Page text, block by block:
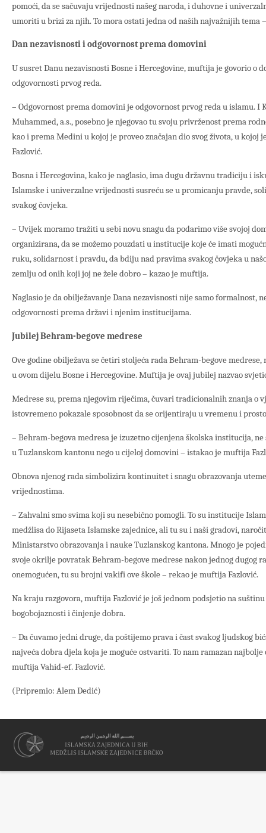
pomoći, da se sačuvaju vrijednosti našeg naroda, i duhovne i
umoriti u brizi za njih. To mora ostati jedna od naših najvažnijih tema
Dan nezavisnosti i odgovornost prema domovini
U susret Danu nezavisnosti Bosne i Hercegovine, muftija je govorio o
odgovornosti prvog reda.
– Odgovornost prema domovini je odgovornost prvog reda u islamu. I
Muhammed, a.s., posebno je njegovao tu svoju privrženost prema
kao i prema Medini u kojoj je proveo značajan dio svog života, u kojoj
Fazlović.
Bosna i Hercegovina, kako je naglasio, ima dugu državnu tradiciju i
Islamske i univerzalne vrijednosti susreću se u promicanju pravde,
svakog čovjeka.
– Uvijek moramo tražiti u sebi novu snagu da podarimo više svojoj
organizirana, da se možemo pouzdati u institucije koje će imati
ruku, solidarnost i pravdu, da bdiju nad pravima svakog čovjeka u
zemlju od onih koji joj ne žele dobro – kazao je muftija.
Naglasio je da obilježavanje Dana nezavisnosti nije samo formalnost,
odgovornosti prema državi i njenim institucijama.
Jubilej Behram-begove medrese
Ove godine obilježava se četiri stoljeća rada Behram-begove
u ovom dijelu Bosne i Hercegovine. Muftija je ovaj jubilej nazvao
Medrese su, prema njegovim riječima, čuvari tradicionalnih znanja o
istovremeno pokazale sposobnost da se orijentiraju u vremenu i
– Behram-begova medresa je izuzetno cijenjena školska institucija,
u Tuzlanskom kantonu nego u cijeloj domovini – istakao je muftija
Obnova njenog rada simbolizira kontinuitet i snagu obrazovanja
vrijednostima.
– Zahvalni smo svima koji su nesebično pomogli. To su institucije
medžlisa do Rijaseta Islamske zajednice, ali tu su i naši gradovi,
Ministarstvo obrazovanja i nauke Tuzlanskog kantona. Mnogo je
svoje okrilje povratak Behram-begove medrese nakon jednog dugog
onemogućen, tu su brojni vakifi ove škole – rekao je muftija Fazlović.
Na kraju razgovora, muftija Fazlović je još jednom podsjetio na
bogobojaznosti i činjenje dobra.
– Da čuvamo jedni druge, da poštijemo prava i čast svakog ljudskog
najveća dobra djela koja je moguće ostvariti. To nam ramazan najbolje
muftija Vahid-ef. Fazlović.
(Pripremio: Alem Dedić)